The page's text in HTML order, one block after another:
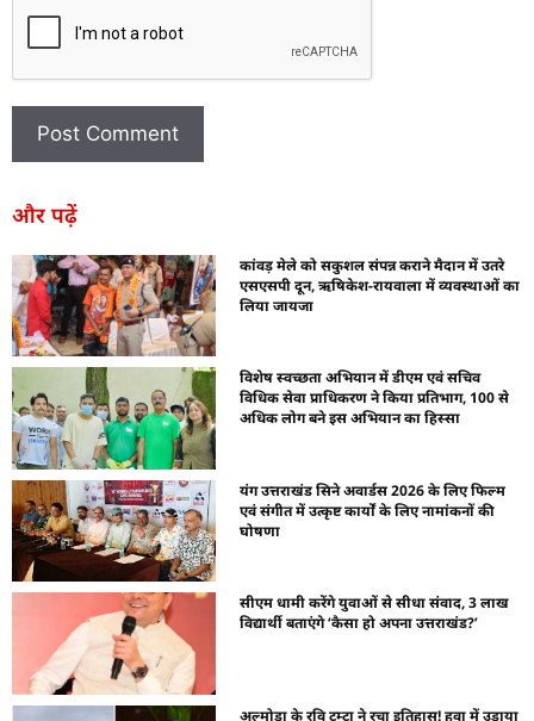
और पढ़ें
कांवड़ मेले को सकुशल संपन्न कराने मैदान में उतरे
एसएसपी दून, ऋषिकेश-रायवाला में व्यवस्थाओं का
लिया जायजा
विशेष स्वच्छता अभियान में डीएम एवं सचिव
विधिक सेवा प्राधिकरण ने किया प्रतिभाग, 100 से
अधिक लोग बने इस अभियान का हिस्सा
यंग उत्तराखंड सिने अवार्डस 2026 के लिए फिल्म
एवं संगीत में उत्कृष्ट कार्यों के लिए नामांकनों की
घोषणा
सीएम धामी करेंगे युवाओं से सीधा संवाद, 3 लाख
विद्यार्थी बताएंगे ‘कैसा हो अपना उत्तराखंड?’
अल्मोड़ा के रवि टम्टा ने रचा इतिहास! हवा में उड़ाया